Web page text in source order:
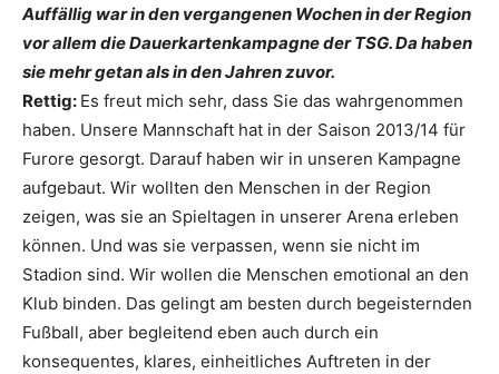
Auffällig war in den vergangenen Wochen in der Region
vor allem die Dauerkartenkampagne der TSG. Da haben
sie mehr getan als in den Jahren zuvor.
Rettig: Es freut mich sehr, dass Sie das wahrgenommen
haben. Unsere Mannschaft hat in der Saison 2013/14 für
Furore gesorgt. Darauf haben wir in unseren Kampagne
aufgebaut. Wir wollten den Menschen in der Region
zeigen, was sie an Spieltagen in unserer Arena erleben
können. Und was sie verpassen, wenn sie nicht im
Stadion sind. Wir wollen die Menschen emotional an den
Klub binden. Das gelingt am besten durch begeisternden
Fußball, aber begleitend eben auch durch ein
konsequentes, klares, einheitliches Auftreten in der